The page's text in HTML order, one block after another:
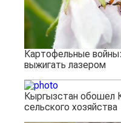
Картофельные
выжигать лазером
Кыргызстан обошел
сельского хозяйства